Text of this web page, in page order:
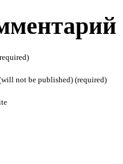
not be published) (required)